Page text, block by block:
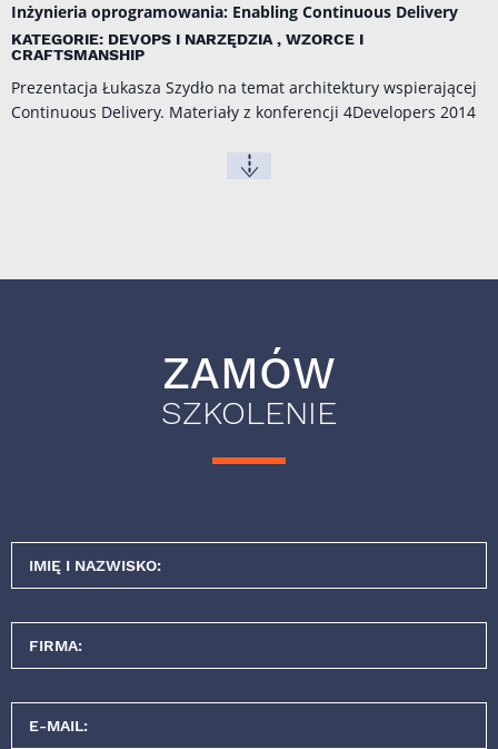
Inżynieria oprogramowania: Enabling Continuous Delivery
KATEGORIE: DEVOPS I NARZĘDZIA , WZORCE I
CRAFTSMANSHIP
Prezentacja Łukasza Szydło na temat architektury wspierającej
Continuous Delivery. Materiały z konferencji 4Developers 2014
ZAMÓW
SZKOLENIE
IMIĘ I NAZWISKO:
FIRMA:
E-MAIL: